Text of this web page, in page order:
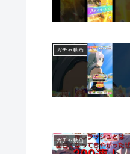
ガチャ動画
ガチャ動画